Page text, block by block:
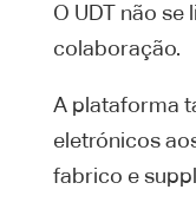
O UDT não se
colaboração.
A plataforma
eletrónicos
fabrico e